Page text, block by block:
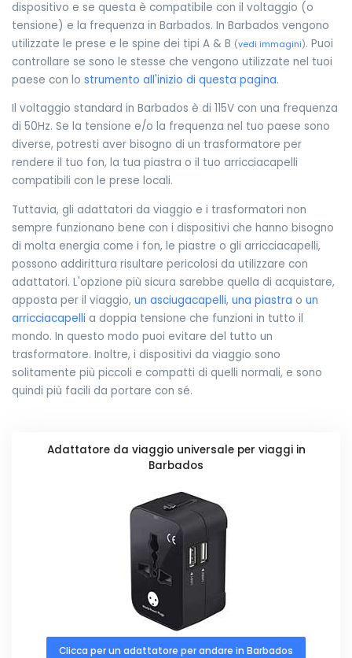
dispositivo e se questa è compatibile con il voltaggio (o
tensione) e la frequenza in Barbados. In Barbados vengono
utilizzate le prese e le spine dei tipi A & B (vedi immagini). Puoi
controllare se sono le stesse che vengono utilizzate nel tuoi
paese con lo strumento all'inizio di questa pagina.
Il voltaggio standard in Barbados è di 115V con una frequenza
di 50Hz. Se la tensione e/o la frequenza nel tuo paese sono
diverse, potresti aver bisogno di un trasformatore per
rendere il tuo fon, la tua piastra o il tuo arricciacapelli
compatibili con le prese locali.
Tuttavia, gli adattatori da viaggio e i trasformatori non
sempre funzionano bene con i dispositivi che hanno bisogno
di molta energia come i fon, le piastre o gli arricciacapelli,
possono addirittura risultare pericolosi da utilizzare con
adattatori. L'opzione più sicura sarebbe quella di acquistare,
apposta per il viaggio, un asciugacapelli, una piastra o un
arricciacapelli a doppia tensione che funzioni in tutto il
mondo. In questo modo puoi evitare del tutto un
trasformatore. Inoltre, i dispositivi da viaggio sono
solitamente più piccoli e compatti di quelli normali, e sono
quindi più facili da portare con sé.
Adattatore da viaggio universale per viaggi in
Barbados
Clicca per un adattatore per andare in Barbados